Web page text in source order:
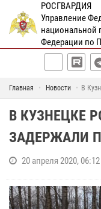
РОСГВАРДИЯ
Управление
национальной
Федерации по
Главная Новости В
В КУЗНЕЦКЕ
ЗАДЕРЖАЛИ
20 апреля 2020, 06:12